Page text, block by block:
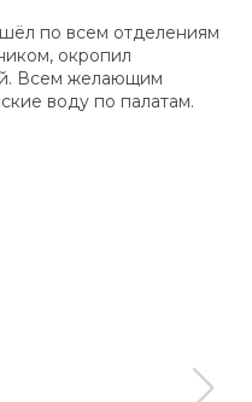
по всем отделениям
окропил
Всем желающим
воду по палатам.